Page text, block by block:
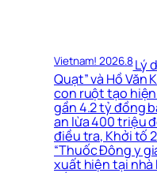
Vietnam! 2026.8Lý
Quạt” và Hồ Văn
con ruột tạo
gần 4.2 tỷ đồng
an lừa 400 triệu
điều tra, Khởi tố
“Thuốc Đông y
xuất hiện tại nhà